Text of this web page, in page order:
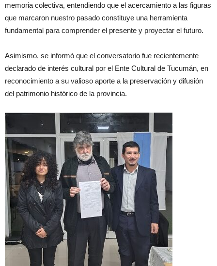
memoria colectiva, entendiendo que el acercamiento a las figuras
que marcaron nuestro pasado constituye una herramienta
fundamental para comprender el presente y proyectar el futuro.
Asimismo, se informó que el conversatorio fue recientemente
declarado de interés cultural por el Ente Cultural de Tucumán, en
reconocimiento a su valioso aporte a la preservación y difusión
del patrimonio histórico de la provincia.